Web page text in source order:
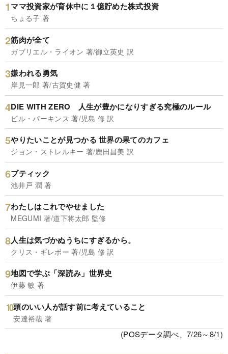
ママ投資家が育休中に１億貯めた株式投資
ちょる子 著
筋肉が全て
ガブリエル・ライオン 著/御立英史 訳
嫌われる勇気
岸見一郎 著/古賀史健 著
DIE WITH ZERO 人生が豊かになりすぎる究極のルール
ビル・パーキンス 著/児島 修 訳
やりたいことが見つかる 世界の果てのカフェ
ジョン・ストレルキー 著/鹿田昌美 訳
ブティック
池井戸 潤 著
わたしはこれでやせました
MEGUMI 著/道下将太郎 監修
人生は気づかぬうちにすぎるから。
クリス・ギレボー 著/児島 修 訳
地図で学ぶ「深読み」世界史
伊藤 敏 著
頭のいい人が話す前に考えていること
安達裕哉 著
(POSデータ調べ、7/26～8/1)